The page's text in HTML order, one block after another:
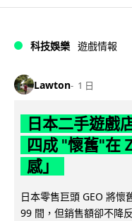
科技娛樂 遊戲情報
Lawton 1 日
日本二手遊戲
四成 "懷舊"在
感」
日本零售巨頭 GEO 將懷
99 間，但銷售額卻不降